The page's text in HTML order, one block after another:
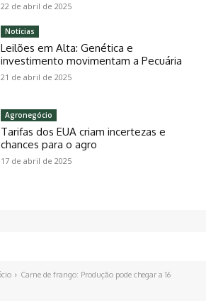
22 de abril de 2025
Notícias
Leilões em Alta: Genética e
investimento movimentam a Pecuária
21 de abril de 2025
Agronegócio
Tarifas dos EUA criam incertezas e
chances para o agro
17 de abril de 2025